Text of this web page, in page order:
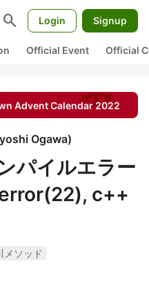
search Login Signup
Official Event Official
Advent Calendar 2022
Ogawa)
パイルエラー
c++
メソッド